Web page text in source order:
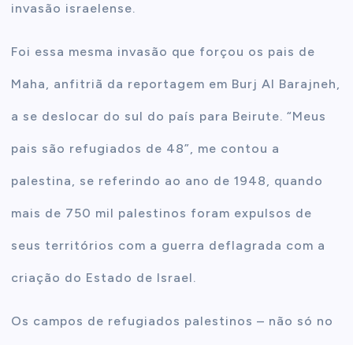
invasão israelense.
Foi essa mesma invasão que forçou os pais de
Maha, anfitriã da reportagem em Burj Al Barajneh,
a se deslocar do sul do país para Beirute. “Meus
pais são refugiados de 48”, me contou a
palestina, se referindo ao ano de 1948, quando
mais de 750 mil palestinos foram expulsos de
seus territórios com a guerra deflagrada com a
criação do Estado de Israel.
Os campos de refugiados palestinos – não só no